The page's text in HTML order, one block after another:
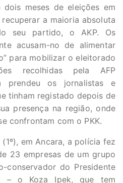
meses de eleições em
a maioria absoluta
seu partido, o AKP. Os
acusam-no de alimentar
para mobilizar o eleitorado
recolhidas pela AFP
prendeu os jornalistas e
tinham registado depois de
presença na região, onde
confrontam com o PKK.
em Ancara, a polícia fez
23 empresas de um grupo
conservador do Presidente
– o Koza Ipek, que tem